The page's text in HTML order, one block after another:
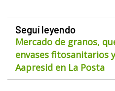
Seguí leyendo
Mercado de granos,
envases fitosanitarios
Aapresid en La Posta